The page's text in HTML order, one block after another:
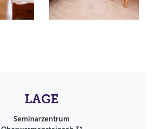
LAGE
Seminarzentrum